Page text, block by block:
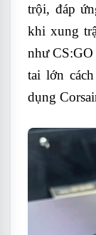
trội, đáp
khi xung
như
tai lớn
dụng